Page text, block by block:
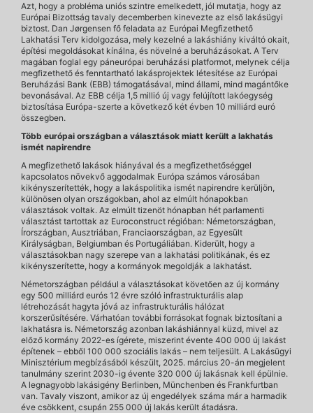
Azt, hogy a probléma uniós szintre emelkedett, jól mutatja, hogy az
Európai Bizottság tavaly decemberben kinevezte az első lakásügyi
biztost. Dan Jørgensen fő feladata az Európai Megfizethető
Lakhatási Terv kidolgozása, mely kezelné a lakáshiány kiváltó okait,
építési megoldásokat kínálna, és növelné a beruházásokat. A Terv
magában foglal egy páneurópai beruházási platformot, melynek célja
megfizethető és fenntartható lakásprojektek létesítése az Európai
Beruházási Bank (EBB) támogatásával, mind állami, mind magántőke
bevonásával. Az EBB célja 1,5 millió új vagy felújított lakóegység
biztosítása Európa-szerte a következő két évben 10 milliárd euró
összegben.
Több európai országban a választások miatt került a lakhatás
ismét napirendre
A megfizethető lakások hiányával és a megfizethetőséggel
kapcsolatos növekvő aggodalmak Európa számos városában
kikényszerítették, hogy a lakáspolitika ismét napirendre kerüljön,
különösen olyan országokban, ahol az elmúlt hónapokban
választások voltak. Az elmúlt tizenöt hónapban hét parlamenti
választást tartottak az Euroconstruct régióban: Németországban,
Írországban, Ausztriában, Franciaországban, az Egyesült
Királyságban, Belgiumban és Portugáliában. Kiderült, hogy a
választásokban nagy szerepe van a lakhatási politikának, és ez
kikényszerítette, hogy a kormányok megoldják a lakhatást.
Németországban például a választásokat követően az új kormány
egy 500 milliárd eurós 12 évre szóló infrastrukturális alap
létrehozását hagyta jóvá az infrastrukturális hálózat
korszerűsítésére. Várhatóan további forrásokat fognak biztosítani a
lakhatásra is. Németország azonban lakáshiánnyal küzd, mivel az
előző kormány 2022-es ígérete, miszerint évente 400 000 új lakást
építenek – ebből 100 000 szociális lakás – nem teljesült. A Lakásügyi
Minisztérium megbízásából készült, 2025. március 20-án megjelent
tanulmány szerint 2030-ig évente 320 000 új lakásnak kell épülnie.
A legnagyobb lakásigény Berlinben, Münchenben és Frankfurtban
van. Tavaly viszont, amikor az új engedélyek száma már a harmadik
éve csökkent, csupán 255 000 új lakás került átadásra.